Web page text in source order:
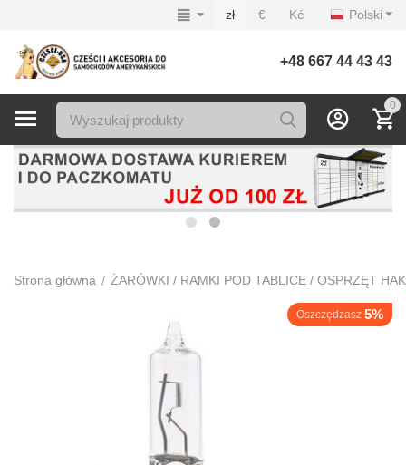
Polski
zł € Kć
+48 667 44 43 43
0
Strona główna / ŻARÓWKI / RAMKI POD TABLICE / OSPRZĘT
Oszczędzasz 5%